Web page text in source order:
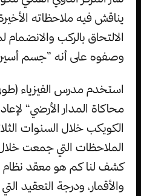
يناقش فيه ملاحظاته
الالتحاق بالركب
وصفوه على أنه ”جسم أسير
استخدم مدرس الفيزياء
محاكاة المدار الأرضي“
الكويكب خلال السنوات
الملاحظات التي جمعت خلال
كشف لنا كم هو معقد نظام
والأقمار، ودرجة التعقيد